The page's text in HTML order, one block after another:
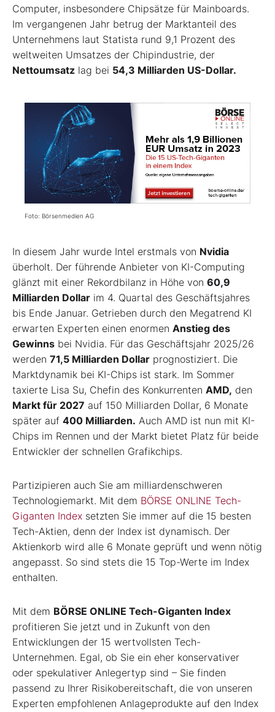
Computer, insbesondere Chipsätze für Mainboards.
Im vergangenen Jahr betrug der Marktanteil des
Unternehmens laut Statista rund 9,1 Prozent des
weltweiten Umsatzes der Chipindustrie, der
Nettoumsatz lag bei 54,3 Milliarden US-Dollar.
Foto: Börsenmedien AG
In diesem Jahr wurde Intel erstmals von Nvidia
überholt. Der führende Anbieter von KI-Computing
glänzt mit einer Rekordbilanz in Höhe von 60,9
Milliarden Dollar im 4. Quartal des Geschäftsjahres
bis Ende Januar. Getrieben durch den Megatrend KI
erwarten Experten einen enormen Anstieg des
Gewinns bei Nvidia. Für das Geschäftsjahr 2025/26
werden 71,5 Milliarden Dollar prognostiziert. Die
Marktdynamik bei KI-Chips ist stark. Im Sommer
taxierte Lisa Su, Chefin des Konkurrenten AMD, den
Markt für 2027 auf 150 Milliarden Dollar, 6 Monate
später auf 400 Milliarden. Auch AMD ist nun mit KI-
Chips im Rennen und der Markt bietet Platz für beide
Entwickler der schnellen Grafikchips.
Partizipieren auch Sie am milliardenschweren
Technologiemarkt. Mit dem BÖRSE ONLINE Tech-
Giganten Index setzten Sie immer auf die 15 besten
Tech-Aktien, denn der Index ist dynamisch. Der
Aktienkorb wird alle 6 Monate geprüft und wenn nötig
angepasst. So sind stets die 15 Top-Werte im Index
enthalten.
Mit dem BÖRSE ONLINE Tech-Giganten Index
profitieren Sie jetzt und in Zukunft von den
Entwicklungen der 15 wertvollsten Tech-
Unternehmen. Egal, ob Sie ein eher konservativer
oder spekulativer Anlegertyp sind – Sie finden
passend zu Ihrer Risikobereitschaft, die von unseren
Experten empfohlenen Anlageprodukte auf den Index